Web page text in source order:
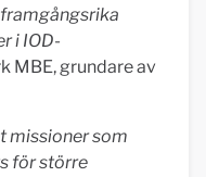
i IOD-
MBE, grundare av
missioner som
för större